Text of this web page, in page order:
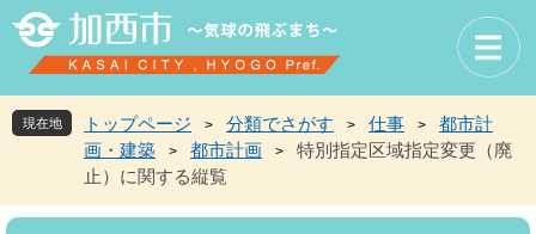
先
頭
を
飛
現在地 トップページ > 分類でさがす > 仕事 >
都市計
画・建築
> 都市計画 >
特別指定区域指定変更（廃
止）に関する縦覧
本